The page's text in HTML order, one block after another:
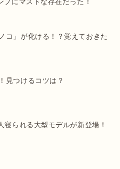
プにマストな存在だった！
コ」が化ける！？覚えておきた
見つけるコツは？
られる大型モデルが新登場！